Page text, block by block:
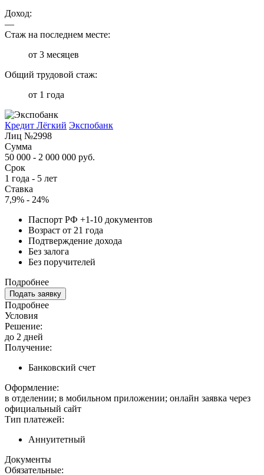
Доход:
—
Стаж на последнем месте:
от 3 месяцев
Общий трудовой стаж:
от 1 года
Кредит Лёгкий Экспобанк
Лиц №2998
Сумма
50 000 - 2 000 000 руб.
Срок
1 года - 5 лет
Ставка
7,9% - 24%
Паспорт РФ +1-10 документов
Возраст от 21 года
Подтверждение дохода
Без залога
Без поручителей
Подробнее
Подать заявку
Подробнее
Условия
Решение:
до 2 дней
Получение:
Банковский счет
Оформление:
в отделении; в мобильном приложении; онлайн заявка через
официальный сайт
Тип платежей:
Аннуитетный
Документы
Обязательные: